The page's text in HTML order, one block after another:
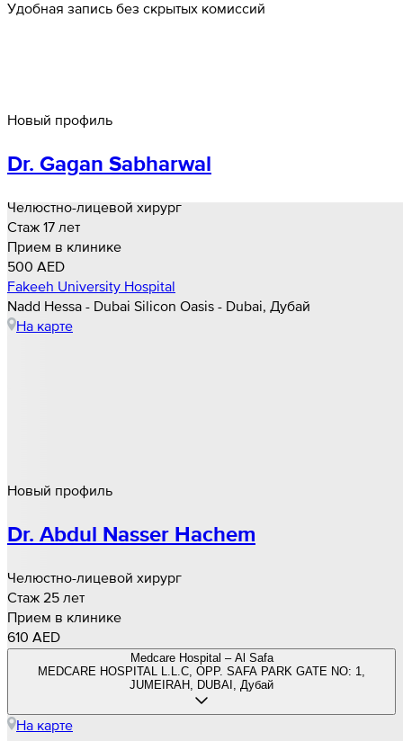
Удобная запись без скрытых комиссий
Новый профиль
Dr. Gagan Sabharwal
Челюстно-лицевой хирург
Стаж 17 лет
Прием в клинике
500 AED
Fakeeh University Hospital
Nadd Hessa - Dubai Silicon Oasis - Dubai, Дубай
На карте
Новый профиль
Dr. Abdul Nasser Hachem
Челюстно-лицевой хирург
Стаж 25 лет
Прием в клинике
610 AED
Medcare Hospital – Al Safa
MEDCARE HOSPITAL L.L.C, OPP. SAFA PARK GATE NO: 1,
JUMEIRAH, DUBAI, Дубай
На карте